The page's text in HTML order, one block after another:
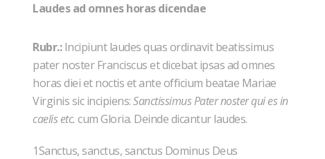
Laudes ad omnes horas dicendae
Rubr.:Incipiunt laudes quas ordinavit beatissimus
pater noster Franciscus et dicebat ipsas ad omnes
horas diei et noctis et ante officium beatae Mariae
Virginis sic incipiens:Sanctissimus Pater noster qui es in
caelis etc. cum Gloria. Deinde dicantur laudes.
1Sanctus, sanctus, sanctus Dominus Deus